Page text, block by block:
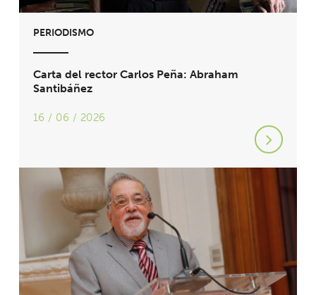
PERIODISMO
Carta del rector Carlos Peña: Abraham
Santibáñez
16 / 06 / 2026